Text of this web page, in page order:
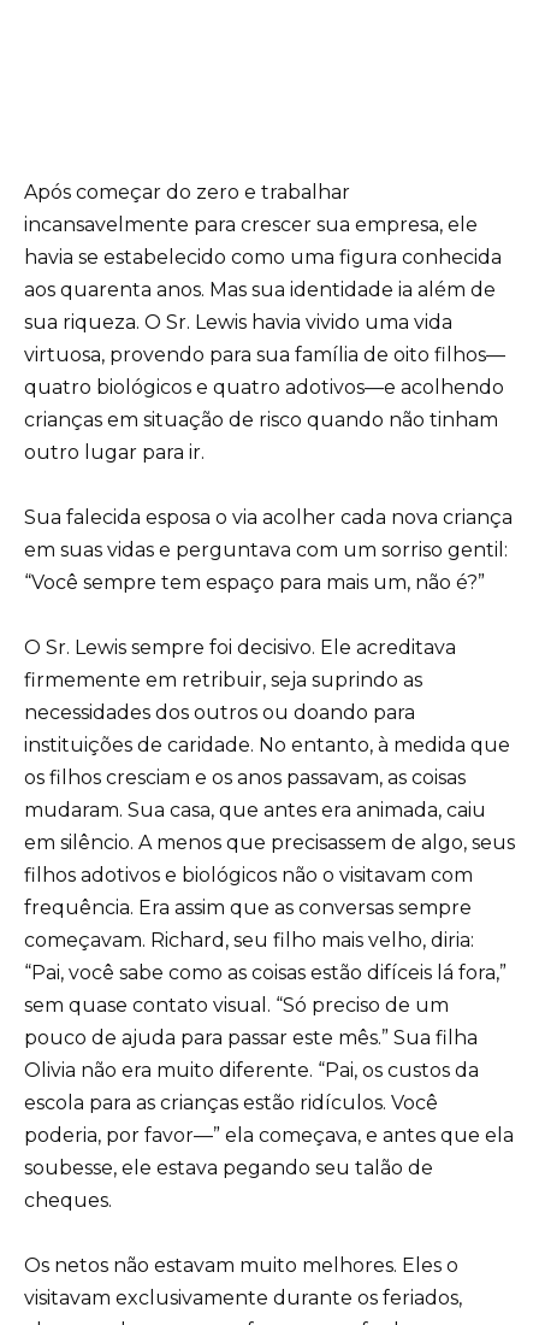
Após começar do zero e trabalhar
incansavelmente para crescer sua empresa, ele
havia se estabelecido como uma figura conhecida
aos quarenta anos. Mas sua identidade ia além de
sua riqueza. O Sr. Lewis havia vivido uma vida
virtuosa, provendo para sua família de oito filhos—
quatro biológicos e quatro adotivos—e acolhendo
crianças em situação de risco quando não tinham
outro lugar para ir.
Sua falecida esposa o via acolher cada nova criança
em suas vidas e perguntava com um sorriso gentil:
“Você sempre tem espaço para mais um, não é?”
O Sr. Lewis sempre foi decisivo. Ele acreditava
firmemente em retribuir, seja suprindo as
necessidades dos outros ou doando para
instituições de caridade. No entanto, à medida que
os filhos cresciam e os anos passavam, as coisas
mudaram. Sua casa, que antes era animada, caiu
em silêncio. A menos que precisassem de algo, seus
filhos adotivos e biológicos não o visitavam com
frequência. Era assim que as conversas sempre
começavam. Richard, seu filho mais velho, diria:
“Pai, você sabe como as coisas estão difíceis lá fora,”
sem quase contato visual. “Só preciso de um
pouco de ajuda para passar este mês.” Sua filha
Olivia não era muito diferente. “Pai, os custos da
escola para as crianças estão ridículos. Você
poderia, por favor—” ela começava, e antes que ela
soubesse, ele estava pegando seu talão de
cheques.
Os netos não estavam muito melhores. Eles o
visitavam exclusivamente durante os feriados,